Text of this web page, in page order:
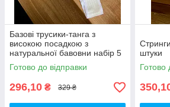
Базові трусики-танга з
високою посадкою з
натуральної бавовни набір 5
шт
Готово до відправки
296,10 ₴ 329 ₴
штуки
Готово